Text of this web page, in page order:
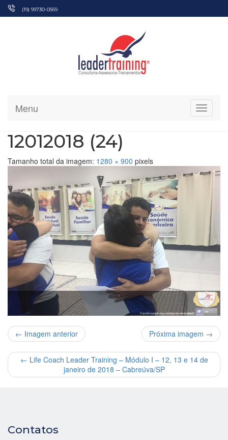
Pular
(19) 99730-0569
Menu
12012018 (24)
Tamanho total da imagem: 1280 × 900 pixels
← Imagem anterior Próxima imagem →
← Life Coach Leader Training – Módulo I – 12, 13 e 14 de
janeiro de 2018 – Cabreúva/SP
Contatos